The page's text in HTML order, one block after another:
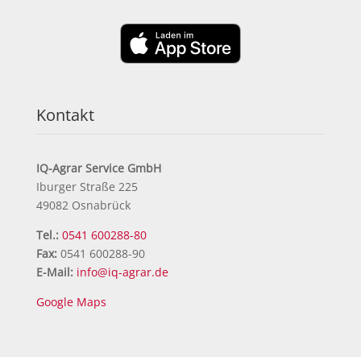
Kontakt
IQ-Agrar Service GmbH
Iburger Straße 225
49082 Osnabrück
Tel.: 0541 600288-80
Fax:0541 600288-90
E-Mail: info@iq-agrar.de
Google Maps